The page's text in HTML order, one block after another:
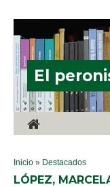
El
SE ENCUENTRA
Inicio » Destacados
LÓPEZ,